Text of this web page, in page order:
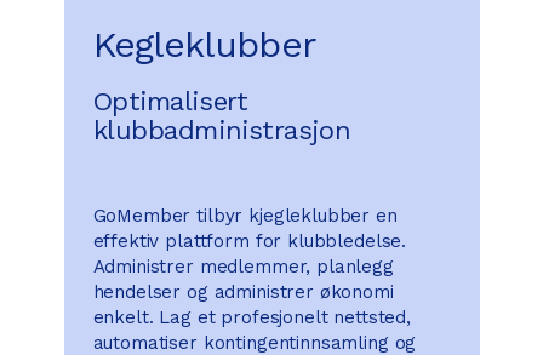
Kegleklubber
Optimalisert
klubbadministrasjon
GoMember tilbyr kjegleklubber en
effektiv plattform for klubbledelse.
Administrer medlemmer, planlegg
hendelser og administrer økonomi
enkelt. Lag et profesjonelt nettsted,
automatiser kontingentinnsamling og